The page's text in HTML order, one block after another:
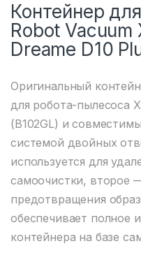
Контейнер
Robot Vacuum
Dreame D10
Оригинальный
для робота-пылесоса
(B102GL) и
системой двойных
используется для
самоочистки, второе
предотвращения
обеспечивает полное
контейнера на базе